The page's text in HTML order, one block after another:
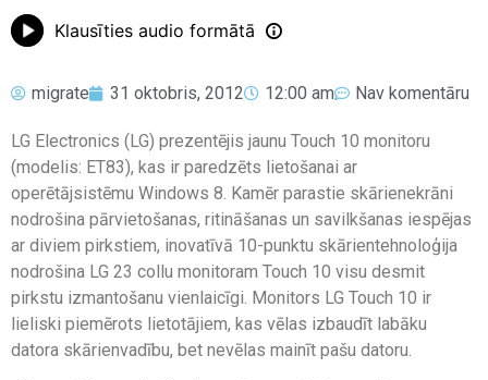
Klausīties audio formātā
migrate 31 oktobris, 2012 12:00 am Nav komentāru
LG Electronics (LG) prezentējis jaunu Touch 10 monitoru
(modelis: ET83), kas ir paredzēts lietošanai ar
operētājsistēmu Windows 8. Kamēr parastie skārienekrāni
nodrošina pārvietošanas, ritināšanas un savilkšanas iespējas
ar diviem pirkstiem, inovatīvā 10-punktu skārientehnoloģija
nodrošina LG 23 collu monitoram Touch 10 visu desmit
pirkstu izmantošanu vienlaicīgi. Monitors LG Touch 10 ir
lieliski piemērots lietotājiem, kas vēlas izbaudīt labāku
datora skārienvadību, bet nevēlas mainīt pašu datoru.